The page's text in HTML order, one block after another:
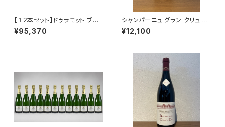
【１２本セット】ドゥラモット ブリ
ュット NV シャンパーニュ 750
ml
¥95,370
シャンパーニュ グラン クリュ ブ
リュット キュヴェ フルロン NV 7
50ml シャンパーニュ・ド・ラ・ル
¥12,100